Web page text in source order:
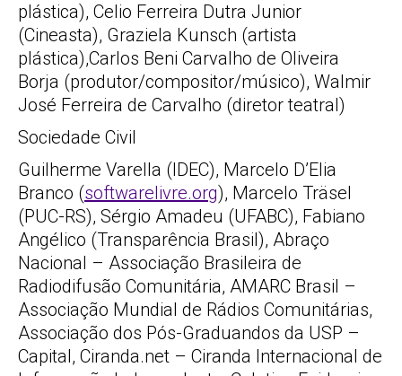
plástica), Celio Ferreira Dutra Junior
(Cineasta), Graziela Kunsch (artista
plástica),Carlos Beni Carvalho de Oliveira
Borja (produtor/compositor/músico), Walmir
José Ferreira de Carvalho (diretor teatral)
Sociedade Civil
Guilherme Varella (IDEC), Marcelo D’Elia
Branco (softwarelivre.org), Marcelo Träsel
(PUC-RS), Sérgio Amadeu (UFABC), Fabiano
Angélico (Transparência Brasil), Abraço
Nacional – Associação Brasileira de
Radiodifusão Comunitária, AMARC Brasil –
Associação Mundial de Rádios Comunitárias,
Associação dos Pós-Graduandos da USP –
Capital, Ciranda.net – Ciranda Internacional de